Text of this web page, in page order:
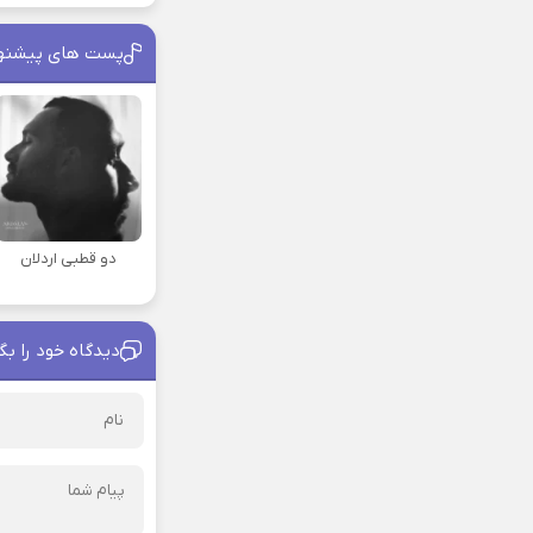
پست های
دو قطبی اردلان
دیدگاه خود را